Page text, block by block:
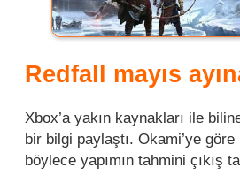
Redfall mayıs
Xbox’a yakın kaynakları ile
bir bilgi paylaştı. Okami’ye
böylece yapımın tahmini çıkış